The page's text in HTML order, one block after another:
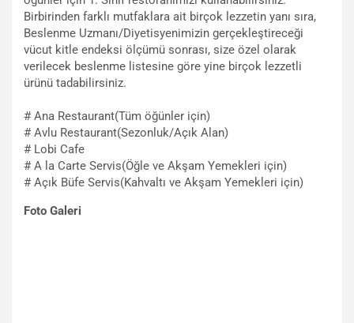
Birbirinden farklı mutfaklara ait birçok lezzetin yanı sıra,
Beslenme Uzmanı/Diyetisyenimizin gerçekleştireceği
vücut kitle endeksi ölçümü sonrası, size özel olarak
verilecek beslenme listesine göre yine birçok lezzetli
ürünü tadabilirsiniz.
# Ana Restaurant(Tüm öğünler için)
# Avlu Restaurant(Sezonluk/Açık Alan)
# Lobi Cafe
# A la Carte Servis(Öğle ve Akşam Yemekleri için)
# Açık Büfe Servis(Kahvaltı ve Akşam Yemekleri için)
Foto Galeri